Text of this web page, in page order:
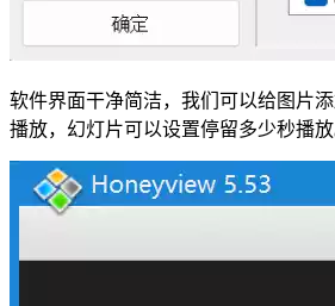
软件界面干净简洁，我们可以给图片
播放，幻灯片可以设置停留多少秒播放